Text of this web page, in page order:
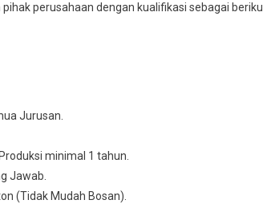
perusahaan dengan kualifikasi sebagai
Juruѕаn.
minimal 1 tahun.
Jawab.
(Tidak Mudаh Bosan).